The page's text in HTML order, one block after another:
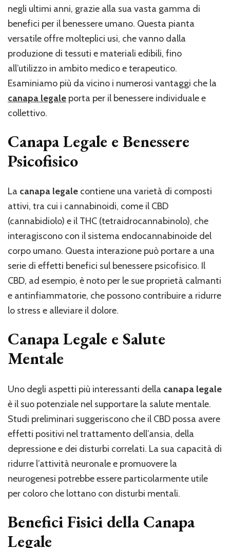
negli ultimi anni, grazie alla sua vasta gamma di
benefici per il benessere umano. Questa pianta
versatile offre molteplici usi, che vanno dalla
produzione di tessuti e materiali edibili, fino
all’utilizzo in ambito medico e terapeutico.
Esaminiamo più da vicino i numerosi vantaggi che la
canapa legale porta per il benessere individuale e
collettivo.
Canapa Legale e Benessere
Psicofisico
La canapa legale contiene una varietà di composti
attivi, tra cui i cannabinoidi, come il CBD
(cannabidiolo) e il THC (tetraidrocannabinolo), che
interagiscono con il sistema endocannabinoide del
corpo umano. Questa interazione può portare a una
serie di effetti benefici sul benessere psicofisico. Il
CBD, ad esempio, è noto per le sue proprietà calmanti
e antinfiammatorie, che possono contribuire a ridurre
lo stress e alleviare il dolore.
Canapa Legale e Salute
Mentale
Uno degli aspetti più interessanti della canapa legale
è il suo potenziale nel supportare la salute mentale.
Studi preliminari suggeriscono che il CBD possa avere
effetti positivi nel trattamento dell’ansia, della
depressione e dei disturbi correlati. La sua capacità di
ridurre l’attività neuronale e promuovere la
neurogenesi potrebbe essere particolarmente utile
per coloro che lottano con disturbi mentali.
Benefici Fisici della Canapa
Legale